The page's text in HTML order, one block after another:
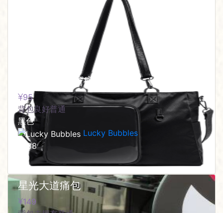
夜色花繁 社畜痛包
95
背包良好普通
黑色
Lucky Bubbles
88
0
星光大道痛包
149